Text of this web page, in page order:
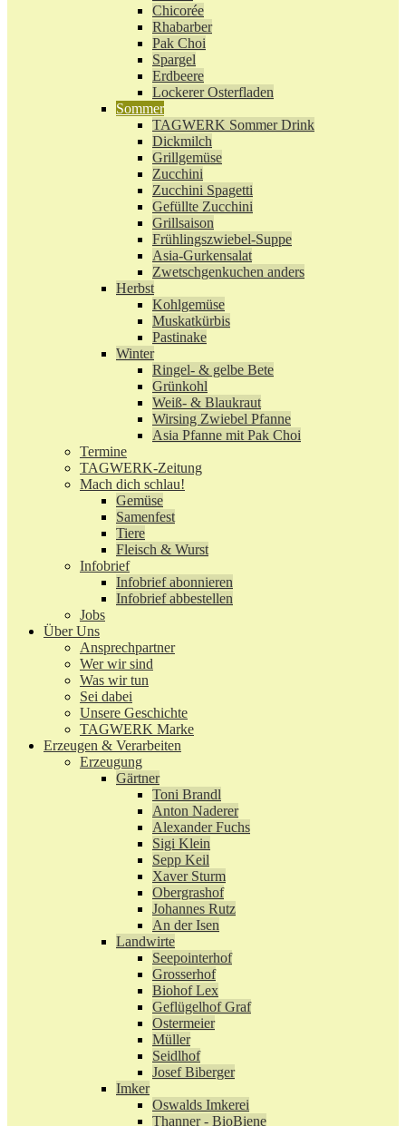
Chicorée
Rhabarber
Pak Choi
Spargel
Erdbeere
Lockerer Osterfladen
Sommer
TAGWERK Sommer Drink
Dickmilch
Grillgemüse
Zucchini
Zucchini Spagetti
Gefüllte Zucchini
Grillsaison
Frühlingszwiebel-Suppe
Asia-Gurkensalat
Zwetschgenkuchen anders
Herbst
Kohlgemüse
Muskatkürbis
Pastinake
Winter
Ringel- & gelbe Bete
Grünkohl
Weiß- & Blaukraut
Wirsing Zwiebel Pfanne
Asia Pfanne mit Pak Choi
Termine
TAGWERK-Zeitung
Mach dich schlau!
Gemüse
Samenfest
Tiere
Fleisch & Wurst
Infobrief
Infobrief abonnieren
Infobrief abbestellen
Jobs
Über Uns
Ansprechpartner
Wer wir sind
Was wir tun
Sei dabei
Unsere Geschichte
TAGWERK Marke
Erzeugen & Verarbeiten
Erzeugung
Gärtner
Toni Brandl
Anton Naderer
Alexander Fuchs
Sigi Klein
Sepp Keil
Xaver Sturm
Obergrashof
Johannes Rutz
An der Isen
Landwirte
Seepointerhof
Grosserhof
Biohof Lex
Geflügelhof Graf
Ostermeier
Müller
Seidlhof
Josef Biberger
Imker
Oswalds Imkerei
Thanner - BioBiene